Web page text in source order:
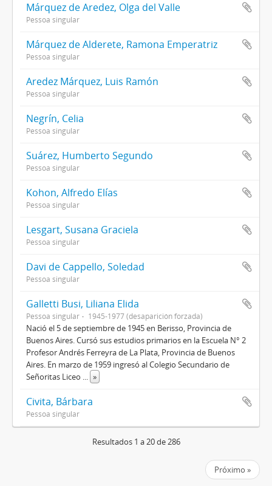
Márquez de Aredez, Olga del Valle
Pessoa singular
Márquez de Alderete, Ramona Emperatriz
Pessoa singular
Aredez Márquez, Luis Ramón
Pessoa singular
Negrín, Celia
Pessoa singular
Suárez, Humberto Segundo
Pessoa singular
Kohon, Alfredo Elías
Pessoa singular
Lesgart, Susana Graciela
Pessoa singular
Davi de Cappello, Soledad
Pessoa singular
Galletti Busi, Liliana Elida
Pessoa singular 1945-1977 (desaparición forzada)
Nació el 5 de septiembre de 1945 en Berisso, Provincia de
Buenos Aires. Cursó sus estudios primarios en la Escuela N° 2
Profesor Andrés Ferreyra de La Plata, Provincia de Buenos
Aires. En marzo de 1959 ingresó al Colegio Secundario de
Señoritas Liceo ... »
Civita, Bárbara
Pessoa singular
Resultados 1 a 20 de 286
Próximo »